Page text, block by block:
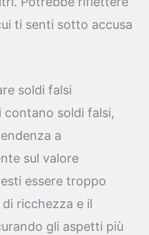
ti senti sotto accusa
soldi falsi
contano soldi falsi,
a
sul valore
essere troppo
ricchezza e il
gli aspetti più